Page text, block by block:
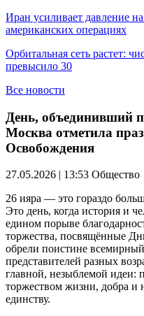
Иран усиливает давление
американских операциях
Орбитальная сеть растет:
превысило 30
Все новости
День, объединивший
Москва отметила
Освобождения
27.05.2026 | 13:53 Общество
26 ияра — это гораздо
Это день, когда история и
едином порыве
торжества, посвящённые
обрели поистине
представителей разных
главной, незыблемой идеи:
торжеством жизни, добра и
единству.